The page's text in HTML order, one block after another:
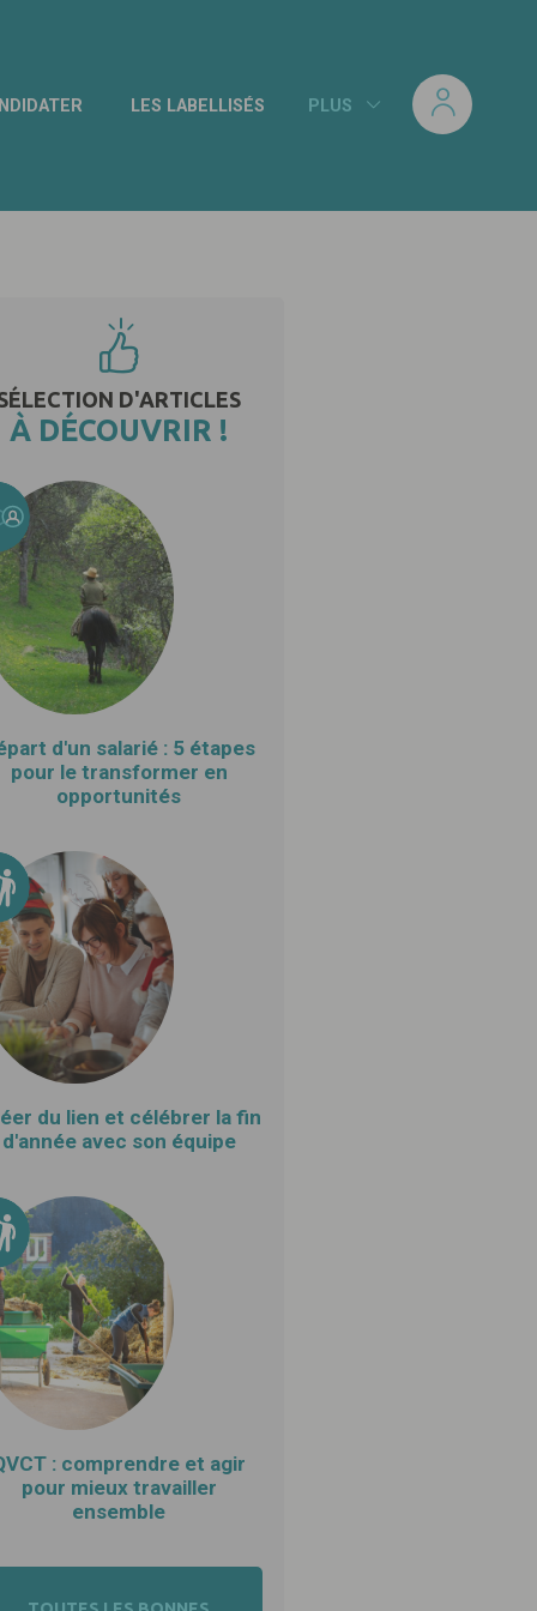
LES LABELLISÉS PLUS
D'ARTICLES
À DÉCOUVRIR !
d'un salarié : 5 étapes
pour le transformer en
opportunités
du lien et célébrer la fin
d'année avec son équipe
: comprendre et agir
pour mieux travailler
ensemble